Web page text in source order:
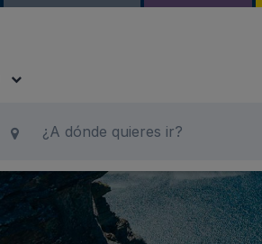
¿A dónde quieres ir?